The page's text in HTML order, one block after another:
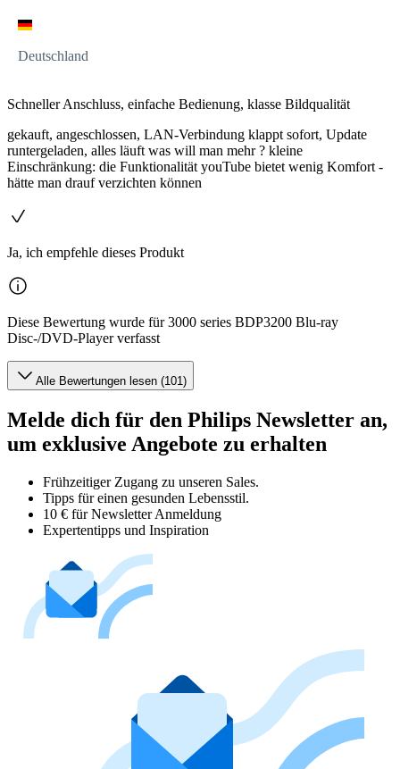
Deutschland
Schneller Anschluss, einfache Bedienung, klasse Bildqualität
gekauft, angeschlossen, LAN-Verbindung klappt sofort, Update
runtergeladen, alles läuft was will man mehr ? kleine
Einschränkung: die Funktionalität youTube bietet wenig Komfort -
hätte man drauf verzichten können
Ja, ich empfehle dieses Produkt
Diese Bewertung wurde für 3000 series BDP3200 Blu-ray
Disc-/DVD-Player verfasst
Alle Bewertungen lesen (101)
Melde dich für den Philips Newsletter an,
um exklusive Angebote zu erhalten
Frühzeitiger Zugang zu unseren Sales.
Tipps für einen gesunden Lebensstil.
10 € für Newsletter Anmeldung
Expertentipps und Inspiration